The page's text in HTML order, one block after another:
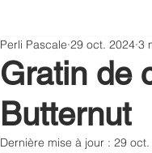
Gratin de
Butternut
Perli Pascale 29 oct. 2024 3
Dernière mise à jour : 29